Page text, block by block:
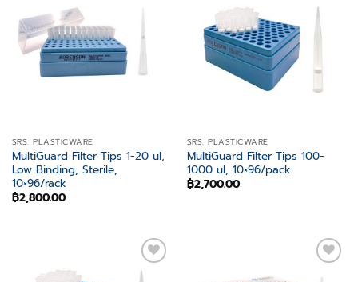
SRS. PLASTICWARE
MultiGuard Filter Tips 1-20 ul,
Low Binding, Sterile,
10×96/rack
฿2,800.00
Add to
SRS. PLASTICWARE
MultiGuard Filter Tips 100-
1000 ul, 10×96/pack
฿2,700.00
Add to